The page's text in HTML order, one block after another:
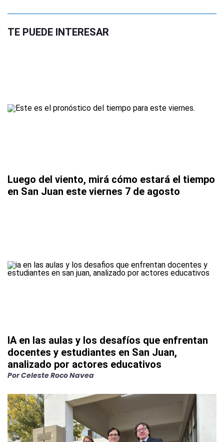
TE PUEDE INTERESAR
Luego del viento, mirá cómo estará el tiempo
en San Juan este viernes 7 de agosto
IA en las aulas y los desafíos que enfrentan
docentes y estudiantes en San Juan,
analizado por actores educativos
PorCeleste Roco Navea